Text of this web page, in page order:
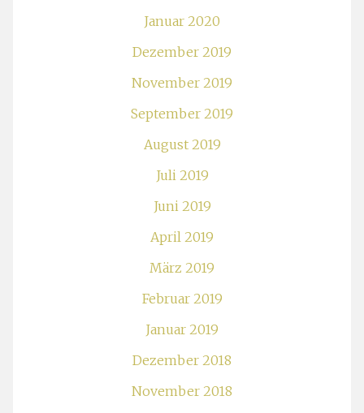
Januar 2020
Dezember 2019
November 2019
September 2019
August 2019
Juli 2019
Juni 2019
April 2019
März 2019
Februar 2019
Januar 2019
Dezember 2018
November 2018